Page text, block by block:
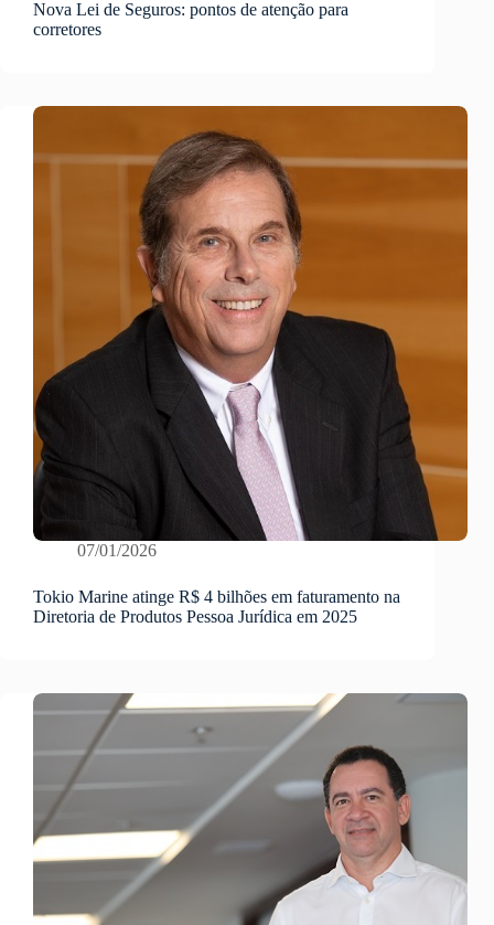
Nova Lei de Seguros: pontos de atenção para
corretores
07/01/2026
Tokio Marine atinge R$ 4 bilhões em faturamento na
Diretoria de Produtos Pessoa Jurídica em 2025